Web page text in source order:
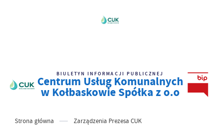
BIULETYN INFORMACJI PUBLICZNEJ
Centrum Usług Komunalnych
w Kołbaskowie Spółka z o.o
Strona główna Zarządzenia Prezesa CUK